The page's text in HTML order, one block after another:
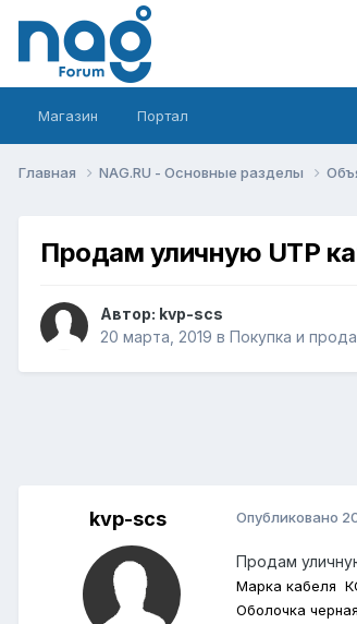
Магазин Портал
Главная NAG.RU - Основные разделы
Продам уличную UTP
Автор: kvp-scs
20 марта, 2019 в Покупка и
kvp-scs Опубликовано
Продам
Марка кабеля
Оболочка